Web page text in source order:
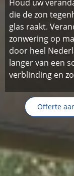
Houd uw
die de zon
glas raakt.
zonwering op
door heel
langer van een
verblinding en
Offerte